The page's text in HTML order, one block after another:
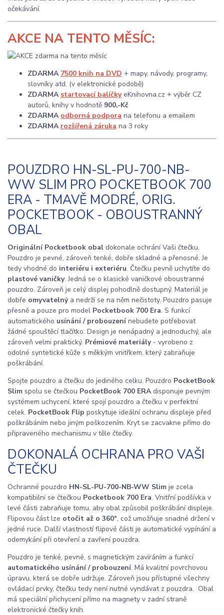
očekávání.
AKCE NA TENTO MĚSÍC:
ZDARMA 7500 knih na DVD + mapy, návody, programy,
slovníky atd. (v elektronické podobě)
ZDARMA startovací balíčkyeKnihovna.cz + výběr CZ
autorů, knihy v hodnotě 900,-Kč
ZDARMA odborná podpora na telefonu a emailem
ZDARMA rozšířená záruka na 3 roky
POUZDRO HN-SL-PU-700-NB-
WW SLIM PRO POCKETBOOK 700
ERA - TMAVĚ MODRÉ, ORIG.
POCKETBOOK - OBOUSTRANNÝ
OBAL
Originální Pocketbook obal dokonale ochrání Vaši čtečku.
Pouzdro je pevné, zároveň tenké, dobře skladné a přenosné. Je
tedy vhodné do interiéru i exteriéru. Čtečku pevně uchytíte do
plastové vaničky. Jedná se o klasické vaničkové oboustranné
pouzdro. Zároveň je celý displej pohodlně dostupný. Materiál je
dobře omyvatelný a nedrží se na něm nečistoty. Pouzdro pasuje
přesně a pouze pro model Pocketbook 700 Era. S funkcí
automatického usínání / probouzenínebudete potřebovat
žádné spouštěcí tlačítko. Design je nenápadný a jednoduchý, ale
zároveň velmi praktický. Prémiové materiály- vyrobeno z
odolné syntetické kůže s měkkým vnitřkem, který zabraňuje
poškrábání.
Spojte pouzdro a čtečku do jediného celku. Pouzdro PocketBook
Slim spolu se čtečkou PocketBook 700 ERAdisponuje pevným
systémem uchycení, které spojí pouzdro a čtečku v perfektní
celek. PocketBook Flip poskytuje ideální ochranu displeje před
poškrábáním nebo jiným poškozením. Kryt se zacvakne přímo do
připraveného mechanismu v těle čtečky.
DOKONALÁ OCHRANA PRO VAŠI
ČTEČKU
Ochranné pouzdro HN-SL-PU-700-NB-WW Slim je zcela
kompatibilní se čtečkou Pocketbook 700 Era. Vnitřní podšívka v
levé části zabraňuje tomu, aby obal způsobil poškrábání displeje.
Flipovou část lze otočit až o 360°, což umožňuje snadné držení v
jedné ruce. Další vlastností flipové části je automatické vypínání a
odemykání při otevření a zavření pouzdra.
Pouzdro je tenké, pevné, s magnetickým zavíráním a funkcí
automatického usínání / probouzení. Má kvalitní povrchovou
úpravu, která se dobře udržuje. Zároveň jsou přístupné všechny
ovládací prvky, čtečku tedy není nutné vyndávat z pouzdra. Obal
má speciální přichycení přímo na magnety v zadní straně
elektronické čtečky knih.